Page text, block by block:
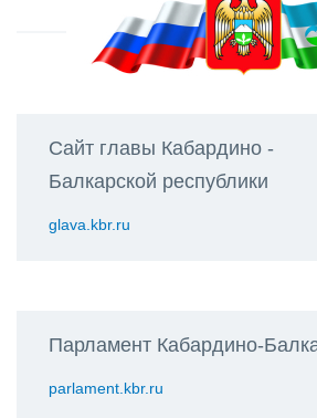
Сайт главы Кабардино -
Балкарской республики
glava.kbr.ru
Парламент Кабардино-
parlament.kbr.ru